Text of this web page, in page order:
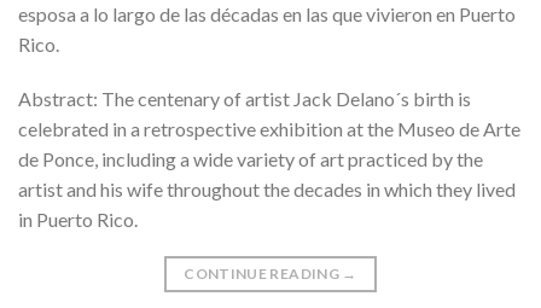
esposa a lo largo de las décadas en las que vivieron en Puerto
Rico.
Abstract: The centenary of artist Jack Delano´s birth is
celebrated in a retrospective exhibition at the Museo de Arte
de Ponce, including a wide variety of art practiced by the
artist and his wife throughout the decades in which they lived
in Puerto Rico.
CONTINUE READING →